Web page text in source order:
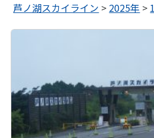
芦ノ湖スカイライン > 2025年 >